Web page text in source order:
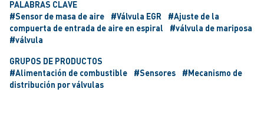
PALABRAS CLAVE
#Sensor de masa de aire
#Válvula EGR
#Ajuste de la
compuerta de entrada de aire en espiral
#válvula de mariposa
#válvula
GRUPOS DE PRODUCTOS
#Alimentación de combustible
#Sensores
#Mecanismo de
distribución por válvulas